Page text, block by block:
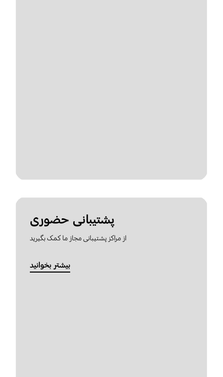
پشتیبانی حضوری
از مراکز پشتیبانی مجاز ما کمک بگیرید
بیشتر بخوانید